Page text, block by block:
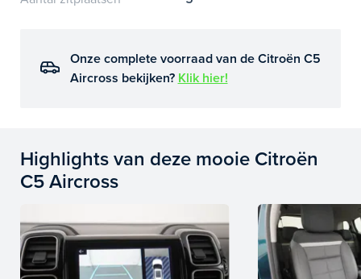
Onze complete voorraad van de Citroën C5
Aircross bekijken? Klik hier!
Highlights van deze mooie Citroën
C5 Aircross